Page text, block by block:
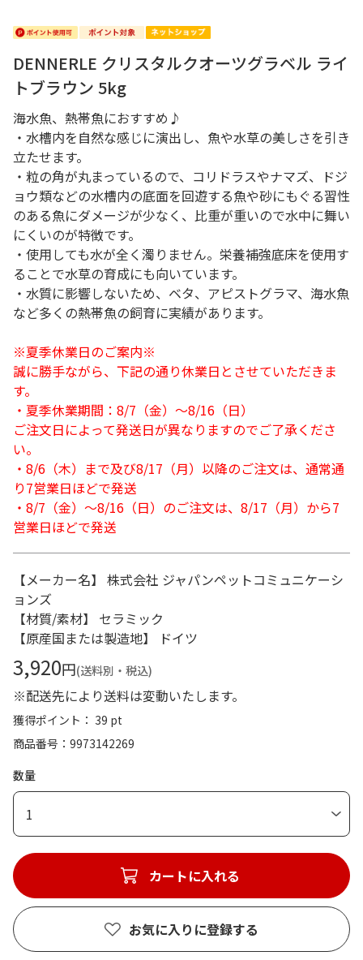
DENNERLE クリスタルクオーツグラベル ライ
トブラウン 5kg
海水魚、熱帯魚におすすめ♪
・水槽内を自然な感じに演出し、魚や水草の美しさを引き
立たせます。
・粒の角が丸まっているので、コリドラスやナマズ、ドジ
ョウ類などの水槽内の底面を回遊する魚や砂にもぐる習性
のある魚にダメージが少なく、比重が重いので水中に舞い
にくいのが特徴です。
・使用しても水が全く濁りません。栄養補強底床を使用す
ることで水草の育成にも向いています。
・水質に影響しないため、ベタ、アピストグラマ、海水魚
など多くの熱帯魚の飼育に実績があります。
※夏季休業日のご案内※
誠に勝手ながら、下記の通り休業日とさせていただきま
す。
・夏季休業期間：8/7（金）～8/16（日）
ご注文日によって発送日が異なりますのでご了承くださ
い。
・8/6（木）まで及び8/17（月）以降のご注文は、通常通
り7営業日ほどで発送
・8/7（金）～8/16（日）のご注文は、8/17（月）から7
営業日ほどで発送
【メーカー名】 株式会社 ジャパンペットコミュニケーシ
ョンズ
【材質/素材】 セラミック
【原産国または製造地】 ドイツ
3,920円(送料別・税込)
※配送先により送料は変動いたします。
獲得ポイント： 39 pt
商品番号
9973142269
数量
1
カートに入れる
お気に入りに登録する